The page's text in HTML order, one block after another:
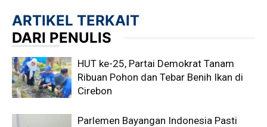
ARTIKEL TERKAIT
DARI PENULIS
HUT ke-25, Partai Demokrat Tanam
Ribuan Pohon dan Tebar Benih Ikan di
Cirebon
Parlemen Bayangan Indonesia Pasti